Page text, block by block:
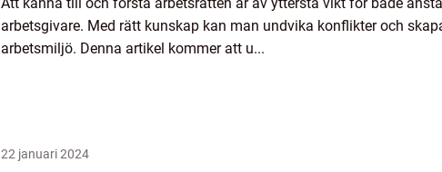
arbetsgivare. Med rätt kunskap kan man undvika konflikter och
arbetsmiljö. Denna artikel kommer att u...
22 januari 2024